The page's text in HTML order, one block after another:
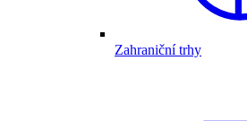
Zahraniční trhy